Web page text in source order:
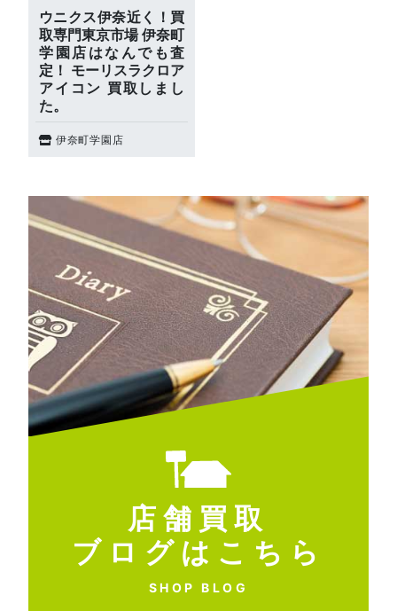
ウニクス伊奈近く！買
取専門東京市場 伊奈町
学園店はなんでも査
定！ モーリスラクロア
アイコン 買取しまし
た。
伊奈町学園店
店舗買取
ブログはこちら
SHOP BLOG